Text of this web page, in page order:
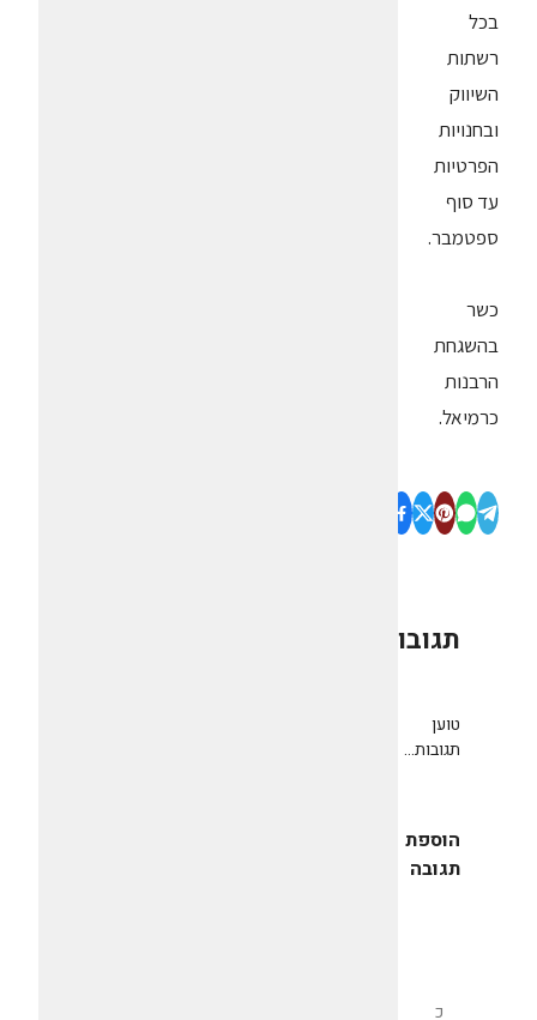
בכל
רשתות
השיווק
ובחנויות
הפרטיות
עד סוף
ספטמבר.
כשר
בהשגחת
הרבנות
כרמיאל.
תגובות
טוען
תגובות...
הוספת
תגובה